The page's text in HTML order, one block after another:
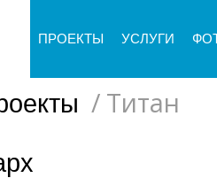
ПРОЕКТЫ УСЛУГИ
/ Титан